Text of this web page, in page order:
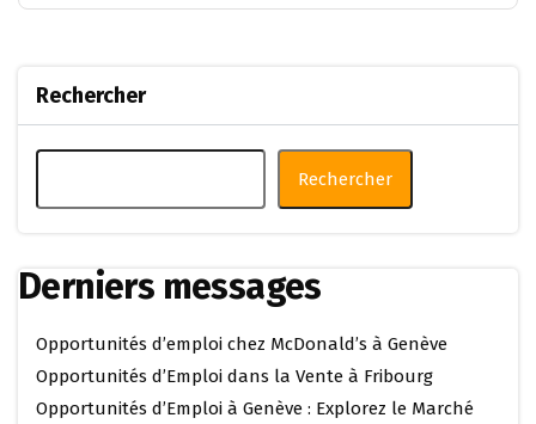
Rechercher
Rechercher
Derniers messages
Opportunités d’emploi chez McDonald’s à Genève
Opportunités d’Emploi dans la Vente à Fribourg
Opportunités d’Emploi à Genève : Explorez le Marché